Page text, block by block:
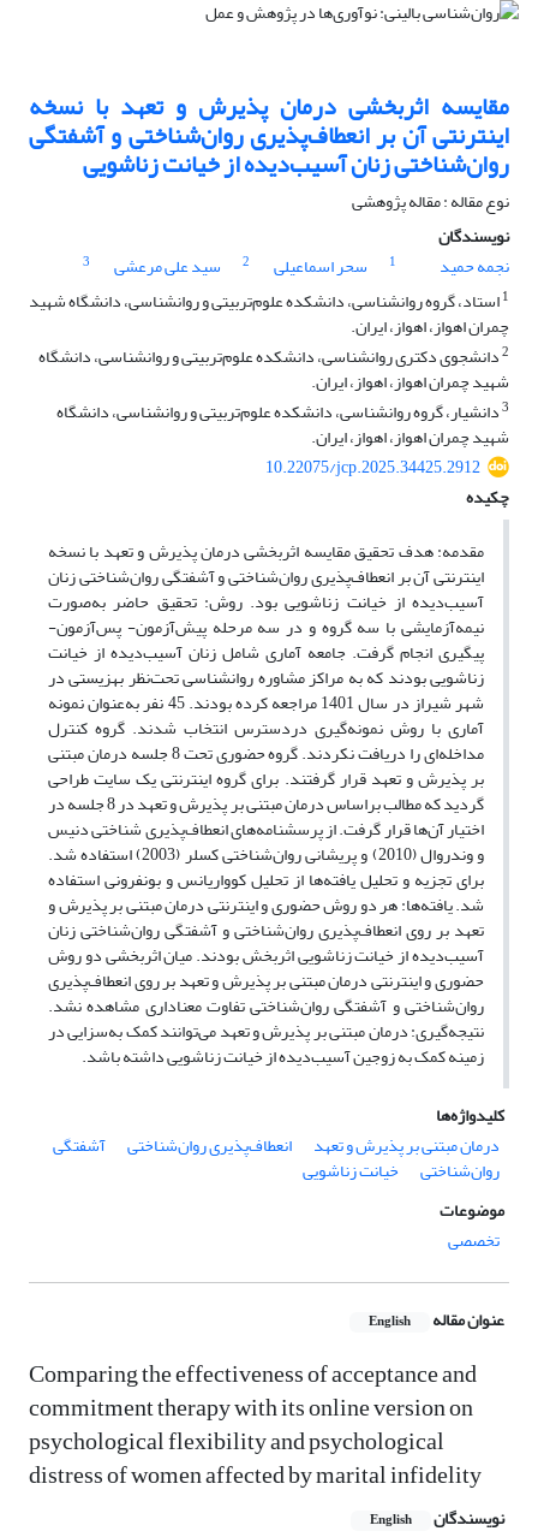
مقایسه اثربخشی درمان پذیرش و تعهد با نسخه
اینترنتی آن بر انعطاف‌پذیری روان‌شناختی و آشفتگی
روان‌شناختی زنان آسیب‌دیده از خیانت زناشویی
نوع مقاله : مقاله پژوهشی
نویسندگان
نجمه حمید
1 سحر اسماعیلی 2 سید علی مرعشی
3
1استاد، گروه روانشناسی، دانشکده علوم‌تربیتی و روانشناسی، دانشگاه شهید
چمران اهواز، اهواز، ایران.
2دانشجوی دکتری روانشناسی، دانشکده علوم‌تربیتی و روانشناسی، دانشگاه
شهید چمران اهواز، اهواز، ایران.
3دانشیار، گروه روانشناسی، دانشکده علوم‌تربیتی و روانشناسی، دانشگاه
شهید چمران اهواز، اهواز، ایران.
10.22075/jcp.2025.34425.2912
چکیده
مقدمه: هدف تحقیق مقایسه اثربخشی درمان پذیرش و تعهد با نسخه
اینترنتی آن بر انعطاف‌پذیری روان‌شناختی و آشفتگی روان‌شناختی زنان
آسیب‌دیده از خیانت زناشویی بود. روش: تحقیق حاضر به‌صورت
نیمه‌آزمایشی با سه گروه و در سه مرحله پیش‌آزمون- پس‌آزمون-
پیگیری انجام گرفت. جامعه آماری شامل زنان آسیب‌دیده از خیانت
زناشویی بودند که به مراکز مشاوره روانشناسی تحت‌نظر بهزیستی در
شهر شیراز در سال 1401 مراجعه کرده بودند. 45 نفر به‌عنوان نمونه
آماری با روش نمونه‌گیری دردسترس انتخاب شدند. گروه کنترل
مداخله‌ای را دریافت نکردند. گروه حضوری تحت 8 جلسه درمان مبتنی
بر پذیرش و تعهد قرار گرفتند. برای گروه اینترنتی یک سایت طراحی
گردید که مطالب براساس درمان مبتنی بر پذیرش و تعهد در 8 جلسه در
اختیار آن‌ها قرار گرفت. از پرسشنامه‌های انعطاف‌پذیری شناختی دنیس
و وندروال (2010) و پریشانی روان‌شناختی کسلر (2003) استفاده شد.
برای تجزیه و تحلیل یافته‌ها از تحلیل کوواریانس و بونفرونی استفاده
شد. یافته‌ها: هر دو روش حضوری و اینترنتی درمان مبتنی بر پذیرش و
تعهد بر روی انعطاف‌پذیری روان‌شناختی و آشفتگی روان‌شناختی زنان
آسیب‌دیده از خیانت زناشویی اثربخش بودند. میان اثربخشی دو روش
حضوری و اینترنتی درمان مبتنی بر پذیرش و تعهد بر روی انعطاف‌پذیری
روان‌شناختی و آشفتگی روان‌شناختی تفاوت معناداری مشاهده نشد.
نتیجه‌گیری: درمان مبتنی بر پذیرش و تعهد می‌توانند کمک به‌سزایی در
زمینه کمک به زوجین آسیب‌دیده از خیانت زناشویی داشته باشد.
کلیدواژه‌ها
درمان مبتنی بر پذیرش و تعهد
انعطاف‌پذیری روان‌شناختی آشفتگی
روان‌شناختی
خیانت زناشویی
موضوعات
تخصصی
عنوان مقاله English
Comparing the effectiveness of acceptance and
commitment therapy with its online version on
psychological flexibility and psychological
distress of women affected by marital infidelity
نویسندگان English